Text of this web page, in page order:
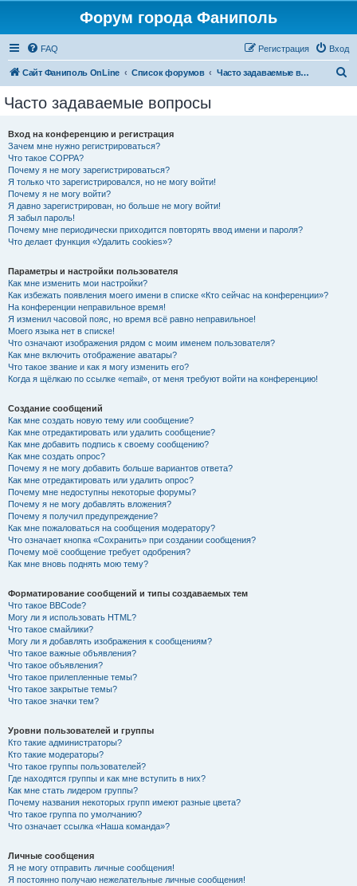
Форум города Фаниполь
FAQ Вход
Регистрация
Сайт Фаниполь OnLine Список форумов Часто задаваемые вопросы
Часто задаваемые вопросы
Вход на конференцию и регистрация
Зачем мне нужно регистрироваться?
Что такое COPPA?
Почему я не могу зарегистрироваться?
Я только что зарегистрировался, но не могу войти!
Почему я не могу войти?
Я давно зарегистрирован, но больше не могу войти!
Я забыл пароль!
Почему мне периодически приходится повторять ввод имени и пароля?
Что делает функция «Удалить cookies»?
Параметры и настройки пользователя
Как мне изменить мои настройки?
Как избежать появления моего имени в списке «Кто сейчас на конференции»?
На конференции неправильное время!
Я изменил часовой пояс, но время всё равно неправильное!
Моего языка нет в списке!
Что означают изображения рядом с моим именем пользователя?
Как мне включить отображение аватары?
Что такое звание и как я могу изменить его?
Когда я щёлкаю по ссылке «email», от меня требуют войти на конференцию!
Создание сообщений
Как мне создать новую тему или сообщение?
Как мне отредактировать или удалить сообщение?
Как мне добавить подпись к своему сообщению?
Как мне создать опрос?
Почему я не могу добавить больше вариантов ответа?
Как мне отредактировать или удалить опрос?
Почему мне недоступны некоторые форумы?
Почему я не могу добавлять вложения?
Почему я получил предупреждение?
Как мне пожаловаться на сообщения модератору?
Что означает кнопка «Сохранить» при создании сообщения?
Почему моё сообщение требует одобрения?
Как мне вновь поднять мою тему?
Форматирование сообщений и типы создаваемых тем
Что такое BBCode?
Могу ли я использовать HTML?
Что такое смайлики?
Могу ли я добавлять изображения к сообщениям?
Что такое важные объявления?
Что такое объявления?
Что такое прилепленные темы?
Что такое закрытые темы?
Что такое значки тем?
Уровни пользователей и группы
Кто такие администраторы?
Кто такие модераторы?
Что такое группы пользователей?
Где находятся группы и как мне вступить в них?
Как мне стать лидером группы?
Почему названия некоторых групп имеют разные цвета?
Что такое группа по умолчанию?
Что означает ссылка «Наша команда»?
Личные сообщения
Я не могу отправить личные сообщения!
Я постоянно получаю нежелательные личные сообщения!